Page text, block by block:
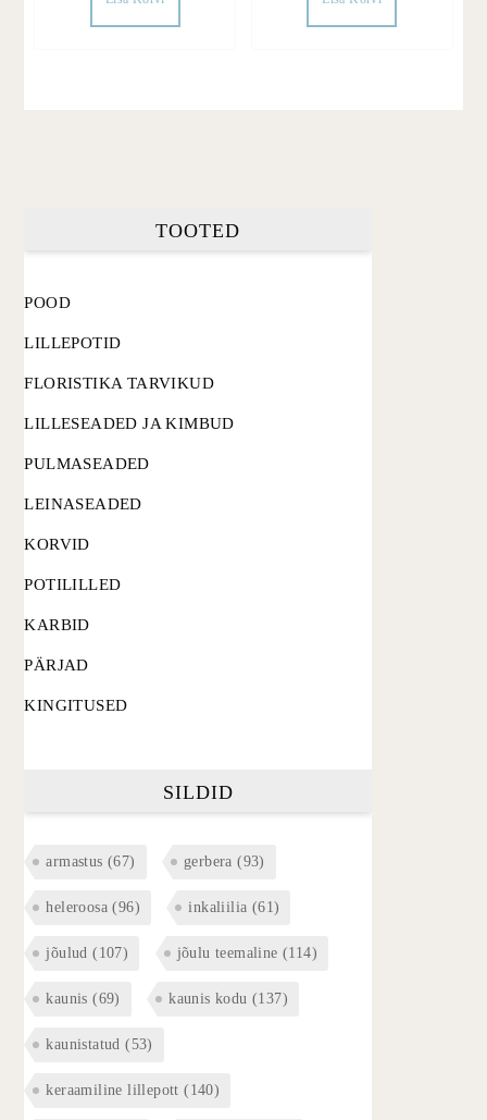
TOOTED
POOD
LILLEPOTID
FLORISTIKA TARVIKUD
LILLESEADED JA KIMBUD
PULMASEADED
LEINASEADED
KORVID
POTILILLED
KARBID
PÄRJAD
KINGITUSED
SILDID
armastus (67) gerbera (93)
heleroosa (96) inkaliilia (61)
jõulud (107) jõulu teemaline (114)
kaunis (69) kaunis kodu (137)
kaunistatud (53)
keraamiline lillepott (140)